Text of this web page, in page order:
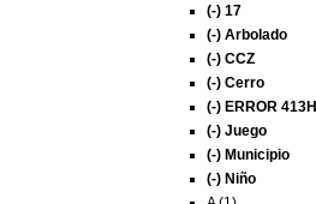
(-) 17
(-) Arbolado
(-) CCZ
(-) Cerro
(-) ERROR 413H
(-) Juego
(-) Municipio
(-) Niño